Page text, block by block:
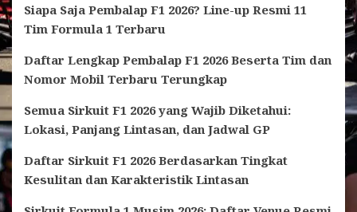
Siapa Saja Pembalap F1 2026? Line-up Resmi 11
Tim Formula 1 Terbaru
Daftar Lengkap Pembalap F1 2026 Beserta Tim dan
Nomor Mobil Terbaru Terungkap
Semua Sirkuit F1 2026 yang Wajib Diketahui:
Lokasi, Panjang Lintasan, dan Jadwal GP
Daftar Sirkuit F1 2026 Berdasarkan Tingkat
Kesulitan dan Karakteristik Lintasan